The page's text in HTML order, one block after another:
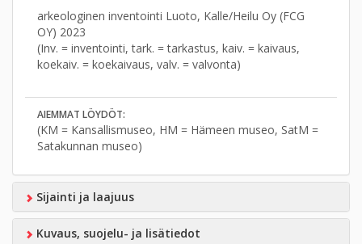
arkeologinen inventointi Luoto, Kalle/Heilu Oy (FCG
OY) 2023
(Inv. = inventointi, tark. = tarkastus, kaiv. = kaivaus,
koekaiv. = koekaivaus, valv. = valvonta)
AIEMMAT LÖYDÖT:
(KM = Kansallismuseo, HM = Hämeen museo, SatM =
Satakunnan museo)
Sijainti ja laajuus
Kuvaus, suojelu- ja lisätiedot